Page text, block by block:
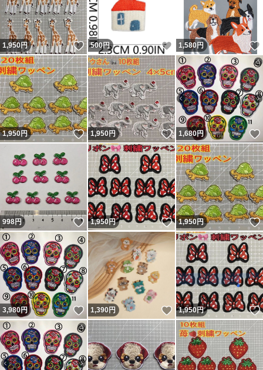
1,950円 いいね！
500円 いいね！
1,580 円
1,950円 いいね！
1,950円 いいね！
1,680円
998円 いいね！
1,950円 いいね！
1,950円
3,980円 いいね！
1,390円 いいね！
1,950円